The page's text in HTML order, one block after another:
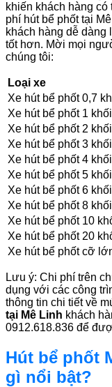
khiến khách hàng
phí hút bể phốt tại
khách hàng dễ dàng
tốt hơn. Mời mọi
chúng tôi:
Loại xe
Xe hút bể phốt 0,7
Xe hút bể phốt 1 khối
Xe hút bể phốt 2 khối
Xe hút bể phốt 3 khối
Xe hút bể phốt 4 khối
Xe hút bể phốt 5 khối
Xe hút bể phốt 6 khối
Xe hút bể phốt 8 khối
Xe hút bể phốt 10
Xe hút bể phốt 20
Xe hút bể phốt cỡ
Lưu ý: Chi phí trên
dụng với các công
thông tin chi tiết về
tại Mê Linh khách
0912.618.836 để
Hút bể phốt
gì nổi bật?